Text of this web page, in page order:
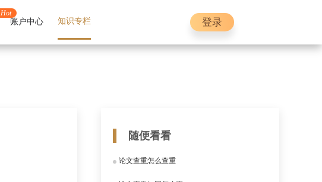
Hot
账户中心 知识专栏 登录
随便看看
论文查重怎么查重